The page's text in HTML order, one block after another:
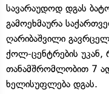
სავარაუდოდ დგას
გამოეხმაურა
ღარიბაშვილი
ქოლ-ცენტრების
თანამშრომლობით 7
ხელისუფლება დგას.